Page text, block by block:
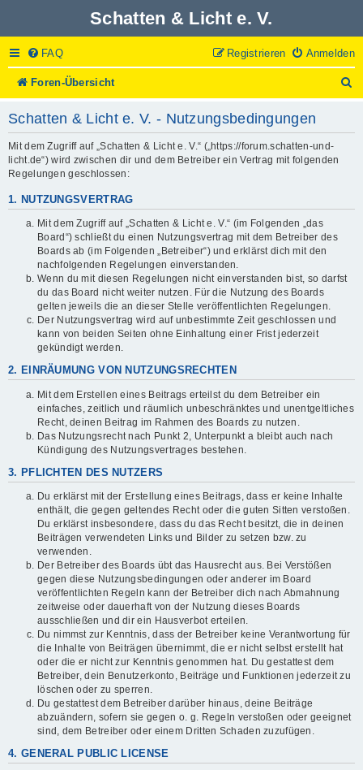
Schatten & Licht e. V.
FAQ Anmelden
Registrieren
Foren-Übersicht
u
Schatten & Licht e. V. - Nutzungsbedingungen
Mit dem Zugriff auf „Schatten & Licht e. V.“ („https://forum.schatten-und-
licht.de“) wird zwischen dir und dem Betreiber ein Vertrag mit folgenden
Regelungen geschlossen:
1. NUTZUNGSVERTRAG
Mit dem Zugriff auf „Schatten & Licht e. V.“ (im Folgenden „das
Board“) schließt du einen Nutzungsvertrag mit dem Betreiber des
Boards ab (im Folgenden „Betreiber“) und erklärst dich mit den
nachfolgenden Regelungen einverstanden.
Wenn du mit diesen Regelungen nicht einverstanden bist, so darfst
du das Board nicht weiter nutzen. Für die Nutzung des Boards
gelten jeweils die an dieser Stelle veröffentlichten Regelungen.
Der Nutzungsvertrag wird auf unbestimmte Zeit geschlossen und
kann von beiden Seiten ohne Einhaltung einer Frist jederzeit
gekündigt werden.
2. EINRÄUMUNG VON NUTZUNGSRECHTEN
Mit dem Erstellen eines Beitrags erteilst du dem Betreiber ein
einfaches, zeitlich und räumlich unbeschränktes und unentgeltliches
Recht, deinen Beitrag im Rahmen des Boards zu nutzen.
Das Nutzungsrecht nach Punkt 2, Unterpunkt a bleibt auch nach
Kündigung des Nutzungsvertrages bestehen.
3. PFLICHTEN DES NUTZERS
Du erklärst mit der Erstellung eines Beitrags, dass er keine Inhalte
enthält, die gegen geltendes Recht oder die guten Sitten verstoßen.
Du erklärst insbesondere, dass du das Recht besitzt, die in deinen
Beiträgen verwendeten Links und Bilder zu setzen bzw. zu
verwenden.
Der Betreiber des Boards übt das Hausrecht aus. Bei Verstößen
gegen diese Nutzungsbedingungen oder anderer im Board
veröffentlichten Regeln kann der Betreiber dich nach Abmahnung
zeitweise oder dauerhaft von der Nutzung dieses Boards
ausschließen und dir ein Hausverbot erteilen.
Du nimmst zur Kenntnis, dass der Betreiber keine Verantwortung für
die Inhalte von Beiträgen übernimmt, die er nicht selbst erstellt hat
oder die er nicht zur Kenntnis genommen hat. Du gestattest dem
Betreiber, dein Benutzerkonto, Beiträge und Funktionen jederzeit zu
löschen oder zu sperren.
Du gestattest dem Betreiber darüber hinaus, deine Beiträge
abzuändern, sofern sie gegen o. g. Regeln verstoßen oder geeignet
sind, dem Betreiber oder einem Dritten Schaden zuzufügen.
4. GENERAL PUBLIC LICENSE